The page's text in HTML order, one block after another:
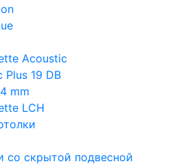
Acoustic
Plus 19 DB
mm
LCH
со скрытой подвесной